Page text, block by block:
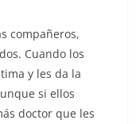
compañeros,
Cuando los
y les da la
si ellos
doctor que les